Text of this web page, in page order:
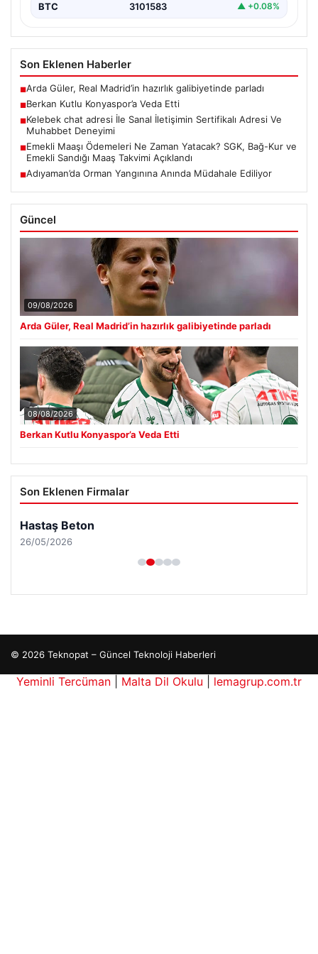
BTC 3101583 ▲ +0.08%
Son Eklenen Haberler
■Arda Güler, Real Madrid’in hazırlık galibiyetinde parladı
■Berkan Kutlu Konyaspor’a Veda Etti
■Kelebek chat adresi İle Sanal İletişimin Sertifikalı Adresi Ve
Muhabbet Deneyimi
■Emekli Maaşı Ödemeleri Ne Zaman Yatacak? SGK, Bağ-Kur ve
Emekli Sandığı Maaş Takvimi Açıklandı
■Adıyaman’da Orman Yangınına Anında Müdahale Ediliyor
Güncel
09/08/2026
Arda Güler, Real Madrid’in hazırlık galibiyetinde parladı
08/08/2026
Berkan Kutlu Konyaspor’a Veda Etti
Son Eklenen Firmalar
Hastaş Beton
26/05/2026
© 2026 Teknopat – Güncel Teknoloji Haberleri
Yeminli Tercüman Malta Dil Okulu
lemagrup.com.tr